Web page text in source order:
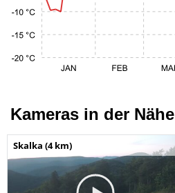
Kameras in der Nähe
Skalka (4 km)